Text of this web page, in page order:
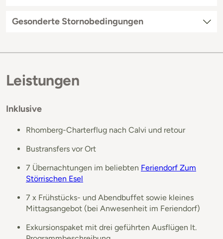
Gesonderte Stornobedingungen
Leistungen
Inklusive
Rhomberg-Charterflug nach Calvi und retour
Bustransfers vor Ort
7 Übernachtungen im beliebten Feriendorf Zum
Störrischen Esel
7 x Frühstücks- und Abendbuffet sowie kleines
Mittagsangebot (bei Anwesenheit im Feriendorf)
Exkursionspaket mit drei geführten Ausflügen lt.